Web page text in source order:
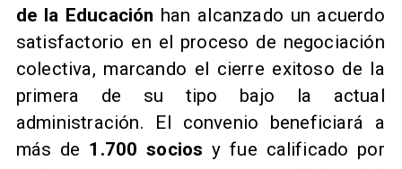
de la Educación han alcanzado un acuerdo
satisfactorio en el proceso de negociación
colectiva, marcando el cierre exitoso de la
primera de su tipo bajo la actual
administración. El convenio beneficiará a
más de 1.700 socios y fue calificado por